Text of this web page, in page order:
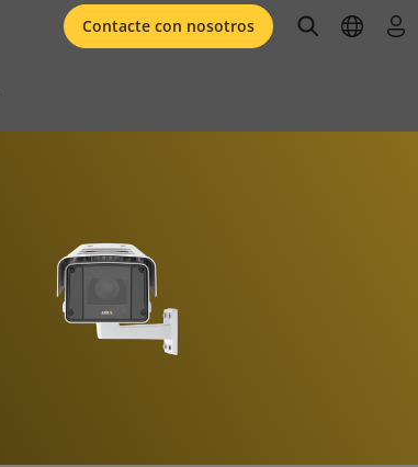
Contacte con nosotros openopen